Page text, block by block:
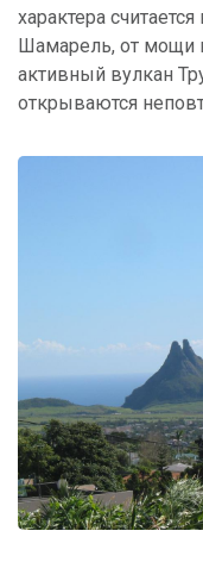
характера
Шамарель, от мощи
активный вулкан
открываются